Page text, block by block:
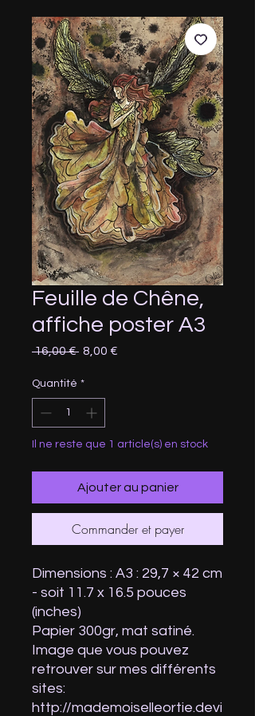
Feuille de Chêne,
affiche poster A3
16,00 € Prix
8,00 €
Quantité *
Il ne reste que 1 article(s) en stock
Ajouter au panier
Commander et payer
Dimensions : A3 : 29,7 × 42 cm
- soit 11.7 x 16.5 pouces
(inches)
Papier 300gr, mat satiné.
Image que vous pouvez
retrouver sur mes différents
sites:
http://mademoiselleortie.devi